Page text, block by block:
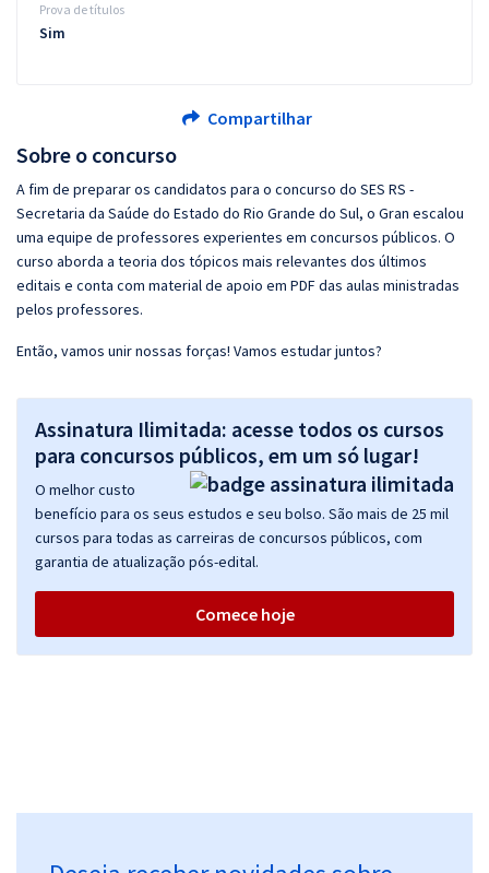
Sobre o concurso
A fim de preparar os candidatos para o concurso do SES RS -
Secretaria da Saúde do Estado do Rio Grande do Sul, o Gran escalou
uma equipe de professores experientes em concursos públicos. O
curso aborda a teoria dos tópicos mais relevantes dos últimos
editais e conta com material de apoio em PDF das aulas ministradas
pelos professores.
Então, vamos unir nossas forças! Vamos estudar juntos?
Assinatura Ilimitada: acesse todos os cursos
para concursos públicos, em um só lugar!
O melhor custo
benefício para os seus estudos e seu bolso. São mais de 25 mil
cursos para todas as carreiras de concursos públicos, com
garantia de atualização pós-edital.
Comece hoje
Prova de títulos
Sim
Compartilhar